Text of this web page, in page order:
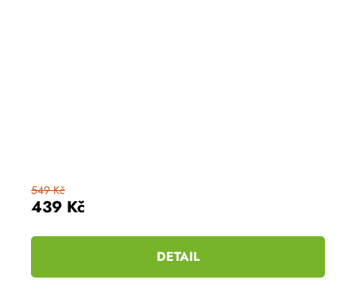
439 Kč
549 Kč
DETAIL